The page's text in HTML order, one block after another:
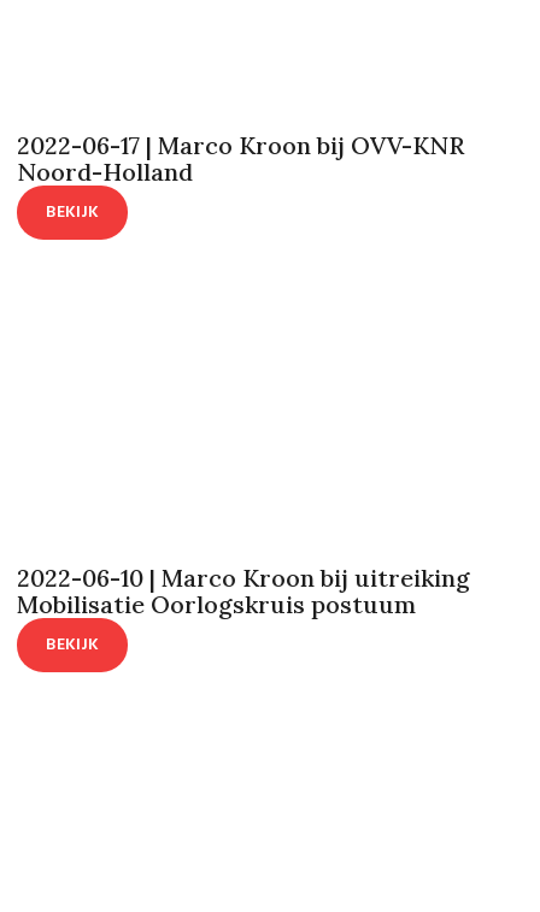
2022-06-17 | Marco Kroon bij OVV-KNR
Noord-Holland
BEKIJK
2022-06-10 | Marco Kroon bij uitreiking
Mobilisatie Oorlogskruis postuum
BEKIJK